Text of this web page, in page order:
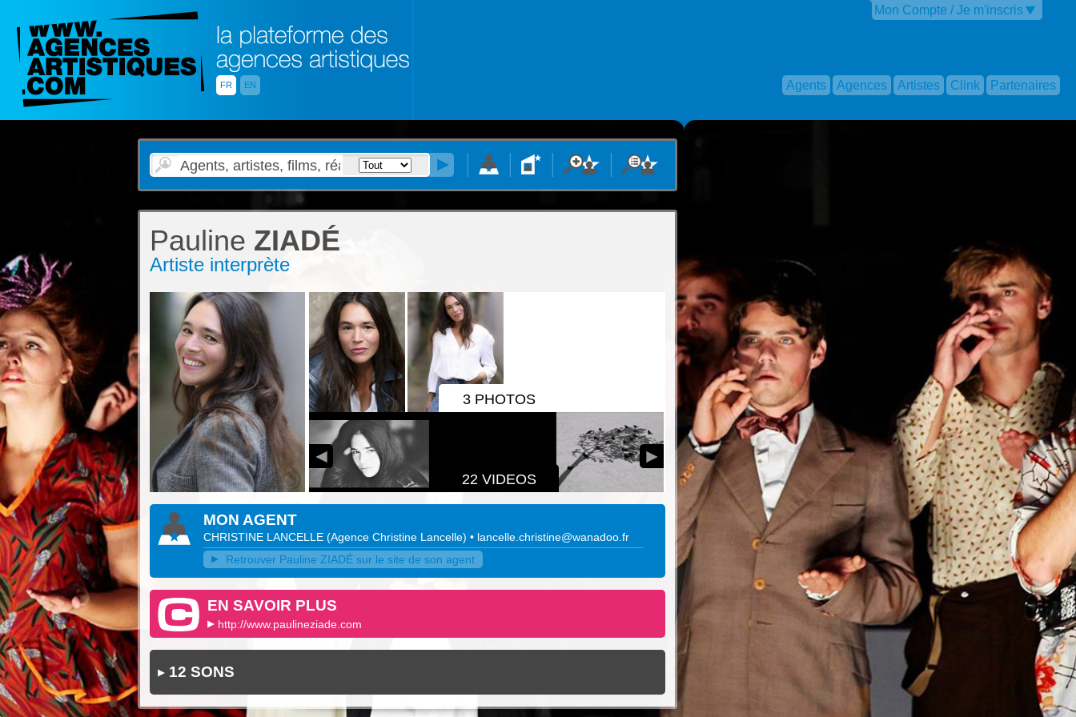
FR EN
Mon Compte / Je m'inscris
Agents Agences Artistes Clink Partenaires
Pauline ZIADÉ
Artiste interprète
3 PHOTOS
22 VIDEOS
MON AGENT
CHRISTINE LANCELLE (Agence Christine Lancelle) • lancelle.christine@wanadoo.fr
Retrouver Pauline ZIADÉ sur le site de son agent
EN SAVOIR PLUS
http://www.paulineziade.com
12 SONS